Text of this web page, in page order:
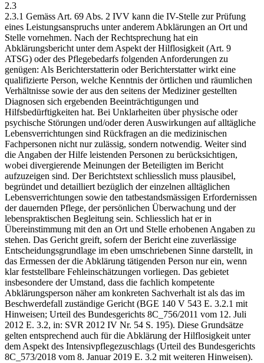
2.3
2.3.1 Gemäss Art. 69 Abs. 2 IVV kann die IV-Stelle zur Prüfung
eines Leistungsanspruchs unter anderem Abklärungen an Ort und
Stelle vornehmen. Nach der Rechtsprechung hat ein
Abklärungsbericht unter dem Aspekt der Hilflosigkeit (Art. 9
ATSG) oder des Pflegebedarfs folgenden Anforderungen zu
genügen: Als Berichterstatterin oder Berichterstatter wirkt eine
qualifizierte Person, welche Kenntnis der örtlichen und räumlichen
Verhältnisse sowie der aus den seitens der Mediziner gestellten
Diagnosen sich ergebenden Beeinträchtigungen und
Hilfsbedürftigkeiten hat. Bei Unklarheiten über physische oder
psychische Störungen und/oder deren Auswirkungen auf alltägliche
Lebensverrichtungen sind Rückfragen an die medizinischen
Fachpersonen nicht nur zulässig, sondern notwendig. Weiter sind
die Angaben der Hilfe leistenden Personen zu berücksichtigen,
wobei divergierende Meinungen der Beteiligten im Bericht
aufzuzeigen sind. Der Berichtstext schliesslich muss plausibel,
begründet und detailliert bezüglich der einzelnen alltäglichen
Lebensverrichtungen sowie den tatbestandsmässigen Erfordernissen
der dauernden Pflege, der persönlichen Überwachung und der
lebenspraktischen Begleitung sein. Schliesslich hat er in
Übereinstimmung mit den an Ort und Stelle erhobenen Angaben zu
stehen. Das Gericht greift, sofern der Bericht eine zuverlässige
Entscheidungsgrundlage im eben umschriebenen Sinne darstellt, in
das Ermessen der die Abklärung tätigenden Person nur ein, wenn
klar feststellbare Fehleinschätzungen vorliegen. Das gebietet
insbesondere der Umstand, dass die fachlich kompetente
Abklärungsperson näher am konkreten Sachverhalt ist als das im
Beschwerdefall zuständige Gericht (BGE 140 V 543 E. 3.2.1 mit
Hinweisen; Urteil des Bundesgerichts 8C_756/2011 vom 12. Juli
2012 E. 3.2, in: SVR 2012 IV Nr. 54 S. 195). Diese Grundsätze
gelten entsprechend auch für die Abklärung der Hilflosigkeit unter
dem Aspekt des Intensivpflegezuschlags (Urteil des Bundesgerichts
8C_573/2018 vom 8. Januar 2019 E. 3.2 mit weiteren Hinweisen).